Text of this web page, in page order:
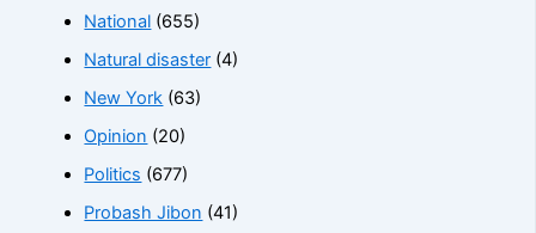
National (655)
Natural disaster (4)
New York (63)
Opinion (20)
Politics (677)
Probash Jibon (41)